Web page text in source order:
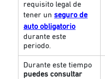
requisito legal de
tener unseguro de
auto obligatorio
durante este
periodo.
Durante este tiempo
puedes consultar